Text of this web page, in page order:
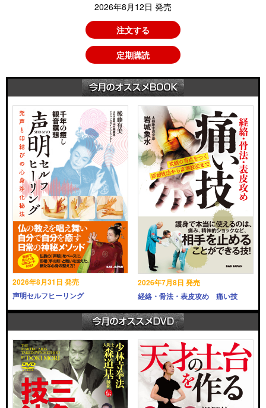
2026年8月12日 発売
注文する
定期購読
2026年8月31日 発売
声明セルフヒーリング
2026年7月8日 発売
経絡・骨法・表皮攻め 痛い技